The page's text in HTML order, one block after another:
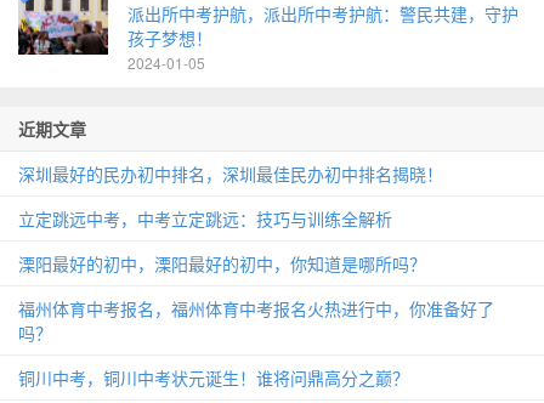
派出所中考护航，派出所中考护航：警民共建，守护
孩子梦想！
2024-01-05
近期文章
深圳最好的民办初中排名，深圳最佳民办初中排名揭晓！
立定跳远中考，中考立定跳远：技巧与训练全解析
溧阳最好的初中，溧阳最好的初中，你知道是哪所吗？
福州体育中考报名，福州体育中考报名火热进行中，你准备好了
吗？
铜川中考，铜川中考状元诞生！谁将问鼎高分之巅？